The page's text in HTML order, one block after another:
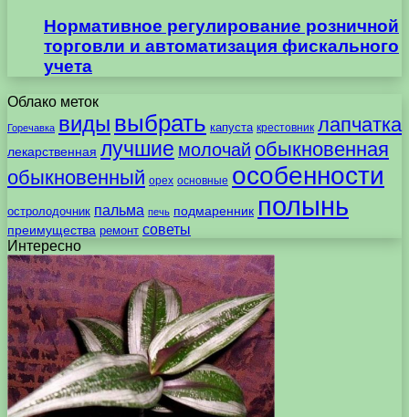
Нормативное регулирование розничной
торговли и автоматизация фискального
учета
Облако меток
Горечавка виды выбрать капуста крестовник лапчатка
лекарственная лучшие молочай обыкновенная
обыкновенный орех основные особенности
остролодочник пальма печь подмаренник полынь
преимущества ремонт советы
Интересно